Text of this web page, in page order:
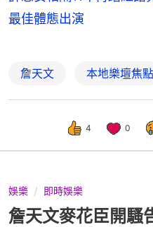
最佳體態出演
詹天文 本地樂壇焦點
4 0
娛樂 即時娛樂
詹天文麥花臣開